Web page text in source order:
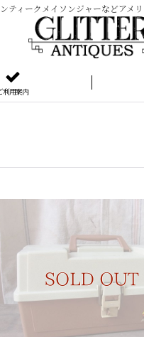
ティークメイソンジャーなどアメ
利用案内